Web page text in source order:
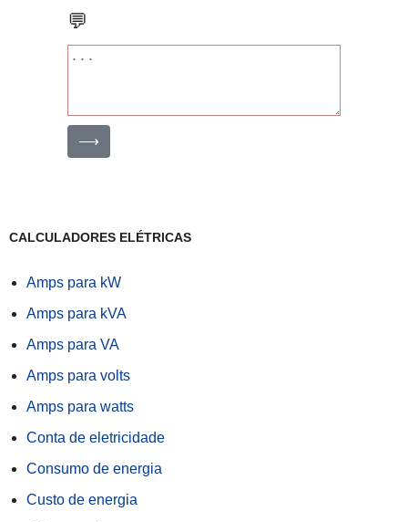
💬
⟶
CALCULADORES ELÉTRICAS
Amps para kW
Amps para kVA
Amps para VA
Amps para volts
Amps para watts
Conta de eletricidade
Consumo de energia
Custo de energia